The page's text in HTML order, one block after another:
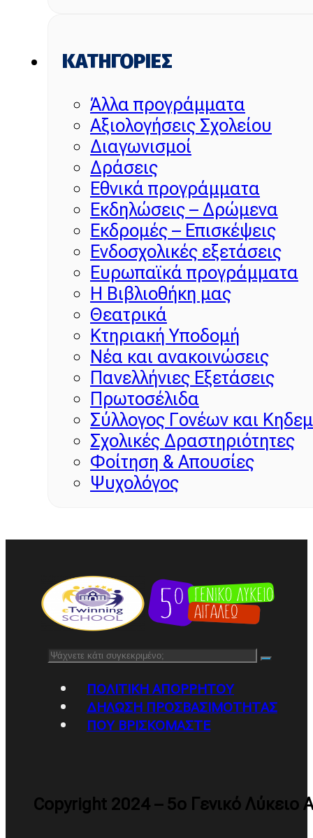
KΑΤΗΓΟΡΊΕΣ
Άλλα προγράμματα
Αξιολογήσεις Σχολείου
Διαγωνισμοί
Δράσεις
Εθνικά προγράμματα
Εκδηλώσεις – Δρώμενα
Εκδρομές – Επισκέψεις
Ενδοσχολικές εξετάσεις
Ευρωπαϊκά προγράμματα
Η Βιβλιοθήκη μας
Θεατρικά
Κτηριακή Υποδομή
Νέα και ανακοινώσεις
Πανελλήνιες Εξετάσεις
Πρωτοσέλιδα
Σύλλογος Γονέων και
Σχολικές Δραστηριότητες
Φοίτηση & Απουσίες
Ψυχολόγος
Αναζήτηση
ΠΟΛΙΤΙΚΉ ΑΠΟΡΡΉΤΟΥ
ΔΉΛΩΣΗ ΠΡΟΣΒΑΣΙΜΌΤΗΤΑΣ
ΠΟΥ ΒΡΙΣΚΌΜΑΣΤΕ
Copyright 2024 – 5ο Γενικό Λύκειο